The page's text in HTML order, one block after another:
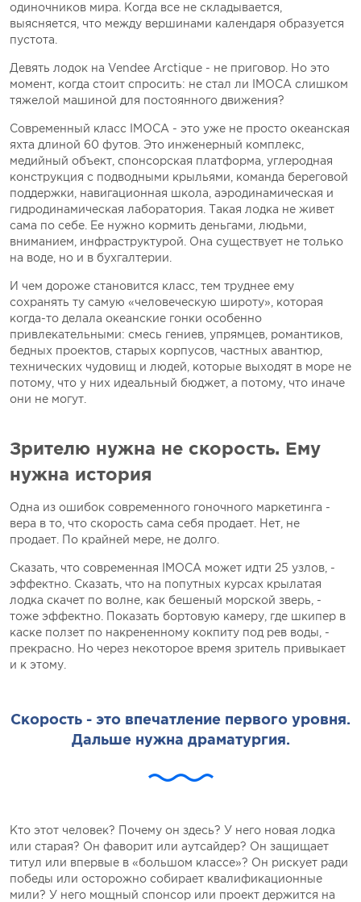
одиночников мира. Когда все не складывается,
выясняется, что между вершинами календаря образуется
пустота.
Девять лодок на Vendеe Arctique - не приговор. Но это
момент, когда стоит спросить: не стал ли IMOCA слишком
тяжелой машиной для постоянного движения?
Современный класс IMOCA - это уже не просто океанская
яхта длиной 60 футов. Это инженерный комплекс,
медийный объект, спонсорская платформа, углеродная
конструкция с подводными крыльями, команда береговой
поддержки, навигационная школа, аэродинамическая и
гидродинамическая лаборатория. Такая лодка не живет
сама по себе. Ее нужно кормить деньгами, людьми,
вниманием, инфраструктурой. Она существует не только
на воде, но и в бухгалтерии.
И чем дороже становится класс, тем труднее ему
сохранять ту самую «человеческую широту», которая
когда-то делала океанские гонки особенно
привлекательными: смесь гениев, упрямцев, романтиков,
бедных проектов, старых корпусов, частных авантюр,
технических чудовищ и людей, которые выходят в море не
потому, что у них идеальный бюджет, а потому, что иначе
они не могут.
Зрителю нужна не скорость. Ему
нужна история
Одна из ошибок современного гоночного маркетинга -
вера в то, что скорость сама себя продает. Нет, не
продает. По крайней мере, не долго.
Сказать, что современная IMOCA может идти 25 узлов, -
эффектно. Сказать, что на попутных курсах крылатая
лодка скачет по волне, как бешеный морской зверь, -
тоже эффектно. Показать бортовую камеру, где шкипер в
каске ползет по накрененному кокпиту под рев воды, -
прекрасно. Но через некоторое время зритель привыкает
и к этому.
Скорость - это впечатление первого уровня.
Дальше нужна драматургия.
Кто этот человек? Почему он здесь? У него новая лодка
или старая? Он фаворит или аутсайдер? Он защищает
титул или впервые в «большом классе»? Он рискует ради
победы или осторожно собирает квалификационные
мили? У него мощный спонсор или проект держится на